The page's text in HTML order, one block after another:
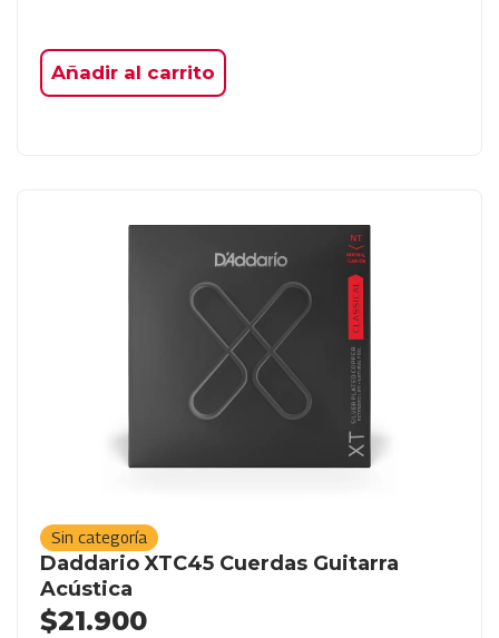
Añadir al carrito
Sin categoría
Daddario XTC45 Cuerdas Guitarra
Acústica
$21.900